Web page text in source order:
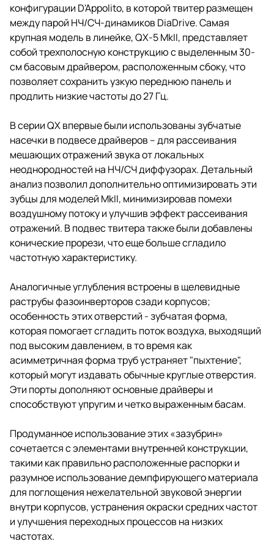
конфигурации D'Appolito, в которой твитер размещен
между парой НЧ/СЧ-динамиков DiaDrive. Самая
крупная модель в линейке, QX-5 MkII, представляет
собой трехполосную конструкцию с выделенным 30-
см басовым драйвером, расположенным сбоку, что
позволяет сохранить узкую переднюю панель и
продлить низкие частоты до 27 Гц.
В серии QX впервые были использованы зубчатые
насечки в подвесе драйверов – для рассеивания
мешающих отражений звука от локальных
неоднородностей на НЧ/СЧ диффузорах. Детальный
анализ позволил дополнительно оптимизировать эти
зубцы для моделей MkII, минимизировав помехи
воздушному потоку и улучшив эффект рассеивания
отражений. В подвес твитера также были добавлены
конические прорези, что еще больше сгладило
частотную характеристику.
Аналогичные углубления встроены в щелевидные
раструбы фазоинверторов сзади корпусов;
особенность этих отверстий - зубчатая форма,
которая помогает сгладить поток воздуха, выходящий
под высоким давлением, в то время как
асимметричная форма труб устраняет "пыхтение",
который могут издавать обычные круглые отверстия.
Эти порты дополняют основные драйверы и
способствуют упругим и четко выраженным басам.
Продуманное использование этих «зазубрин»
сочетается с элементами внутренней конструкции,
такими как правильно расположенные распорки и
разумное использование демпфирующего материала
для поглощения нежелательной звуковой энергии
внутри корпусов, устранения окраски средних частот
и улучшения переходных процессов на низких
частотах.